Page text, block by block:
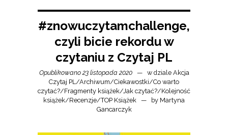
#znowuczytamchallenge,
czyli bicie rekordu w
czytaniu z Czytaj PL
Opublikowano 23 listopada 2020 w dziale Akcja
Czytaj PL/Archiwum/Ciekawostki/Co warto
czytać?/Fragmenty książek/Jak czytać?/Kolejność
książek/Recenzje/TOP Książek by Martyna
Gancarczyk